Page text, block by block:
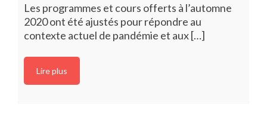
Les programmes et cours offerts à l’automne
2020 ont été ajustés pour répondre au
contexte actuel de pandémie et aux […]
Lire plus